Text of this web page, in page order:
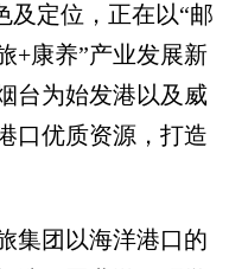
及定位，正在以“邮
+康养”产业发展新
台为始发港以及威
口优质资源，打造
团以海洋港口的